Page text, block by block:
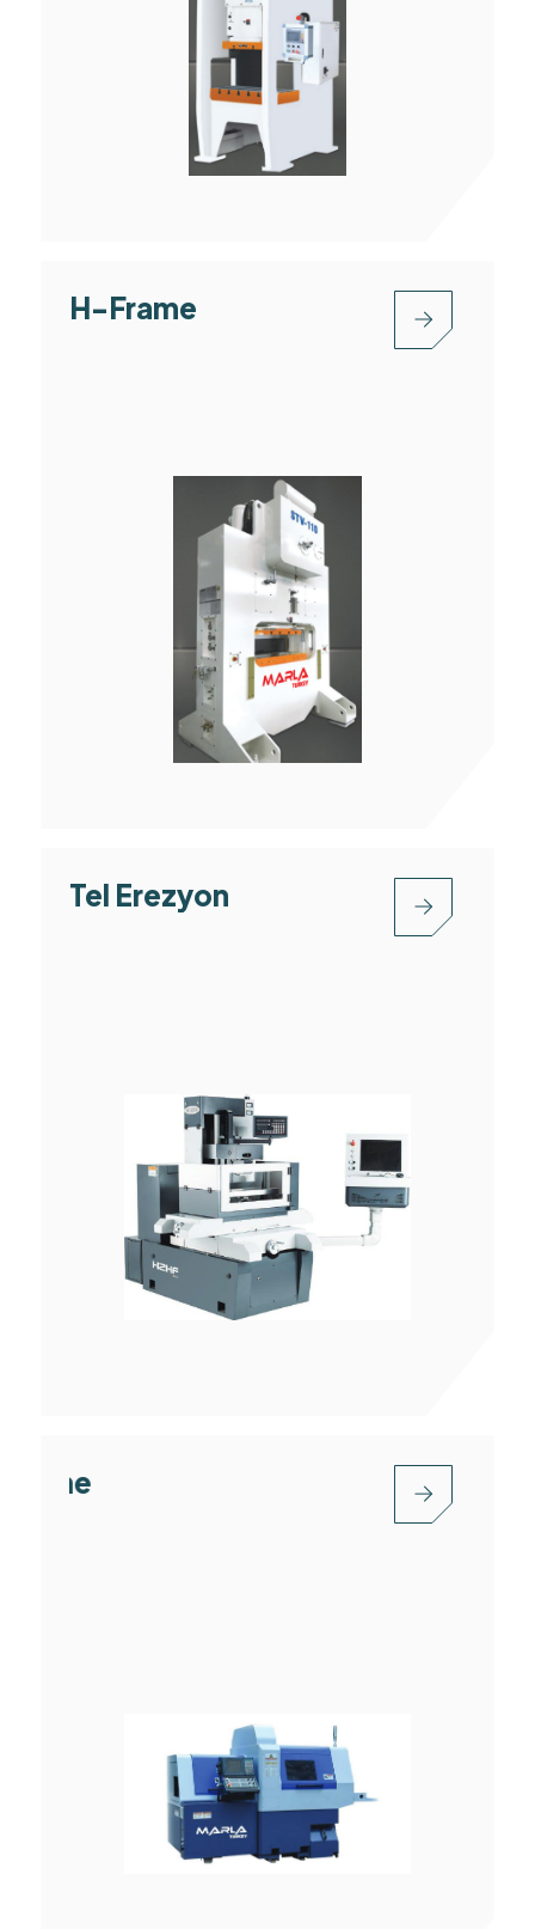
H-Frame
Tel Erezyon
Customized Special Lathe